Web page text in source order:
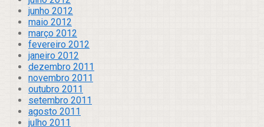
junho 2012
maio 2012
março 2012
fevereiro 2012
janeiro 2012
dezembro 2011
novembro 2011
outubro 2011
setembro 2011
agosto 2011
julho 2011